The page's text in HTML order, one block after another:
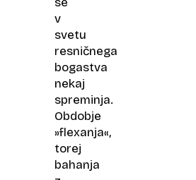
v
svetu
resničnega
bogastva
nekaj
spreminja.
Obdobje
»flexanja«,
torej
bahanja